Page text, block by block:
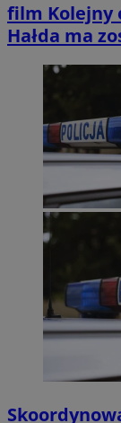
film Kolejny
Hałda ma